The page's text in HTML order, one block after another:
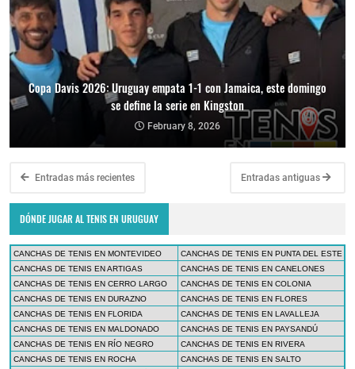
Copa Davis 2026: Uruguay empata 1-1 con Jamaica, este domingo
se define la serie en Kingston
February 8, 2026
Entradas más recientes Entradas antiguas
DÓNDE JUGAR AL TENIS EN URUGUAY
CANCHAS DE TENIS EN MONTEVIDEO
CANCHAS DE TENIS EN PUNTA DEL ESTE
CANCHAS DE TENIS EN ARTIGAS
CANCHAS DE TENIS EN CANELONES
CANCHAS DE TENIS EN CERRO LARGO
CANCHAS DE TENIS EN COLONIA
CANCHAS DE TENIS EN DURAZNO
CANCHAS DE TENIS EN FLORES
CANCHAS DE TENIS EN FLORIDA
CANCHAS DE TENIS EN LAVALLEJA
CANCHAS DE TENIS EN MALDONADO
CANCHAS DE TENIS EN PAYSANDÚ
CANCHAS DE TENIS EN RÍO NEGRO
CANCHAS DE TENIS EN RIVERA
CANCHAS DE TENIS EN ROCHA
CANCHAS DE TENIS EN SALTO